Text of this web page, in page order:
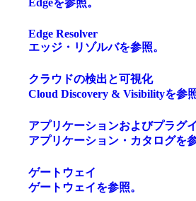
Edgeを参照。
Edge Resolver
エッジ・リゾルバを参照。
クラウドの検出と可視化
Cloud Discovery & Visibilityを参照
アプリケーションおよびプラグ
アプリケーション・カタログを
ゲートウェイ
ゲートウェイを参照。